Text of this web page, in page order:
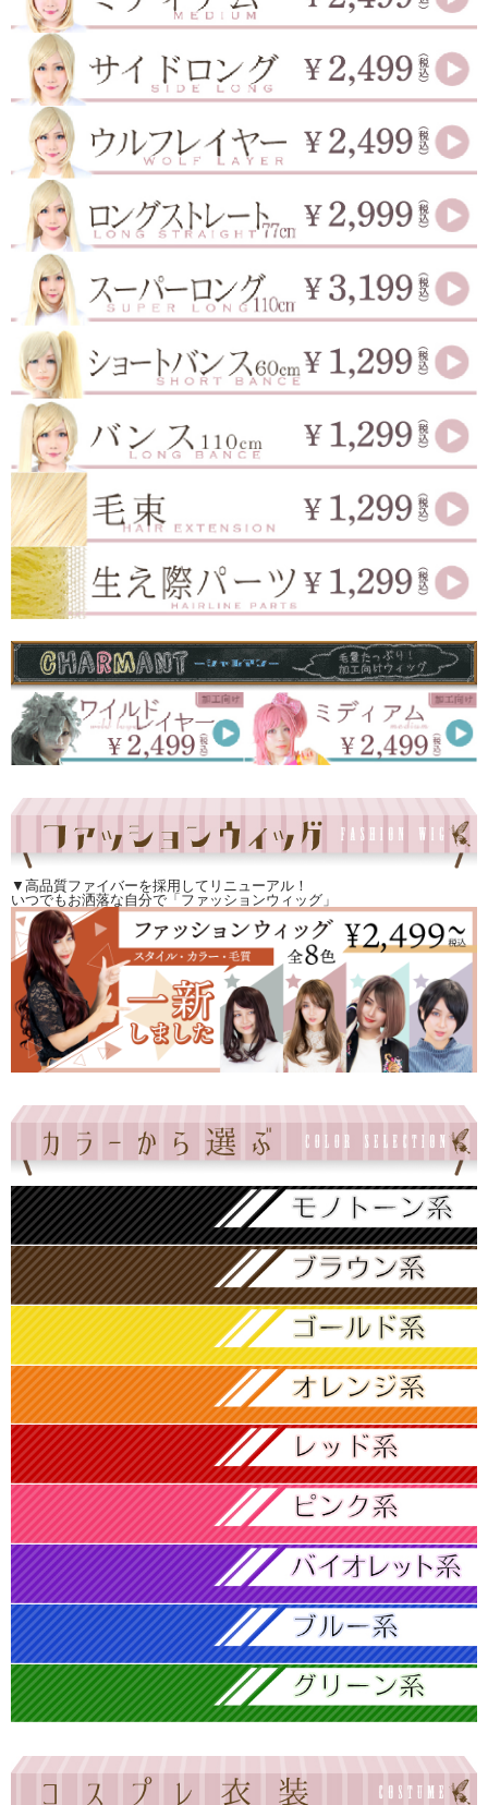
▼高品質ファイバーを採用してリニューアル！
いつでもお洒落な自分で「ファッションウィッグ」